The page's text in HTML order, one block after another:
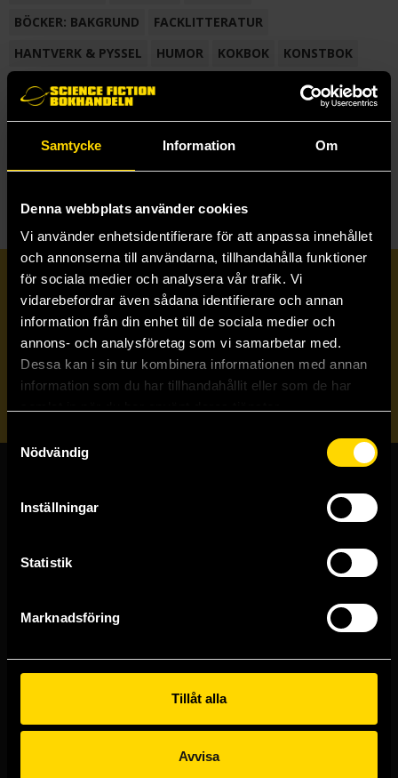
Samtycke Information Om
Denna webbplats använder cookies
Vi använder enhetsidentifierare för att anpassa innehållet
och annonserna till användarna, tillhandahålla funktioner
för sociala medier och analysera vår trafik. Vi
vidarebefordrar även sådana identifierare och annan
information från din enhet till de sociala medier och
annons- och analysföretag som vi samarbetar med.
Dessa kan i sin tur kombinera informationen med annan
information som du har tillhandahållit eller som de har
Nödvändig
Inställningar
Statistik
Marknadsföring
Tillåt alla
Avvisa
BÖCKER: BAKGRUND
FACKLITTERATUR
HANTVERK & PYSSEL
HUMOR KOKBOK
KONSTBOK
KORTROMAN
LÄROBOK
NOVELL
SAMLINGSVOLYM
TECKNA & MÅLA TECKNAD SERIE
Prenumerera på vårt nyhetsbrev
Veckobrevet
Skicka
Butiker & kundtjänst
Västerlånggatan 48
Göteborgsbutiken
Kungsgatan 19
Malmöbutiken